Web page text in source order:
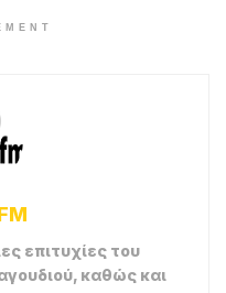
επιτυχίες του
καθώς και